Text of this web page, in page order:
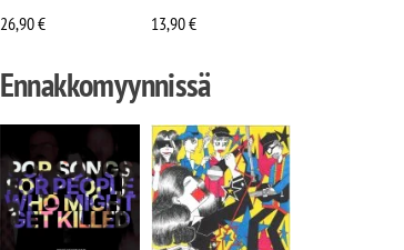
26,90€
13,90€
Ennakkomyynnissä